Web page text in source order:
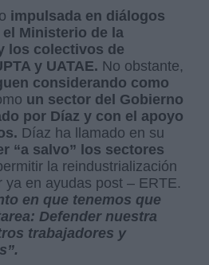
impulsada en diálogos
Ministerio de la
los colectivos de
y UATAE. No obstante,
considerando como
un sector del Gobierno
por Díaz y con el apoyo
Díaz ha llamado en su
“a salvo” los sectores
la reindustrialización
ya en ayudas post – ERTE.
en que tenemos que
Defender nuestra
trabajadores y